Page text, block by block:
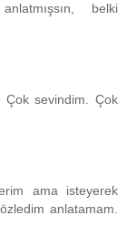
belki
Çok sevindim. Çok
ama isteyerek
anlatamam.